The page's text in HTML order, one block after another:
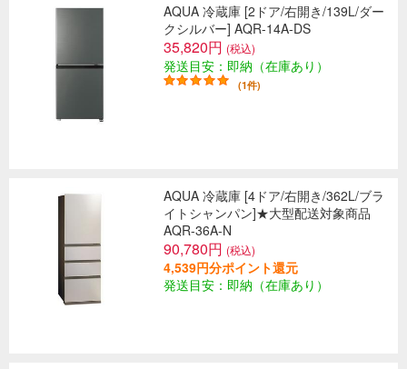
AQUA 冷蔵庫 [2ドア/右開き/139L/ダー
クシルバー] AQR-14A-DS
35,820円 (税込)
発送目安：即納（在庫あり）
(1件)
AQUA 冷蔵庫 [4ドア/右開き/362L/ブラ
イトシャンパン]★大型配送対象商品
AQR-36A-N
90,780円 (税込)
4,539円分ポイント還元
発送目安：即納（在庫あり）